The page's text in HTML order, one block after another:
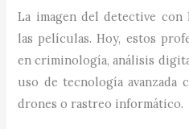
La imagen del detective
las películas. Hoy, estos
en criminología, análisis
uso de tecnología avanzada
drones o rastreo informático.